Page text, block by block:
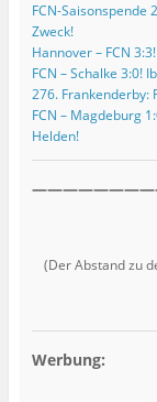
FCN-Saisonspende
Zweck!
Hannover – FCN
FCN – Schalke 3:0!
276. Frankenderby:
FCN – Magdeburg
Helden!
(Der Abstand zu
Werbung: